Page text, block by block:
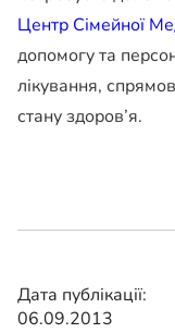
Центр Сімейної
допомогу та
лікування,
стану здоров’я.
Дата публікації:
06.09.2013